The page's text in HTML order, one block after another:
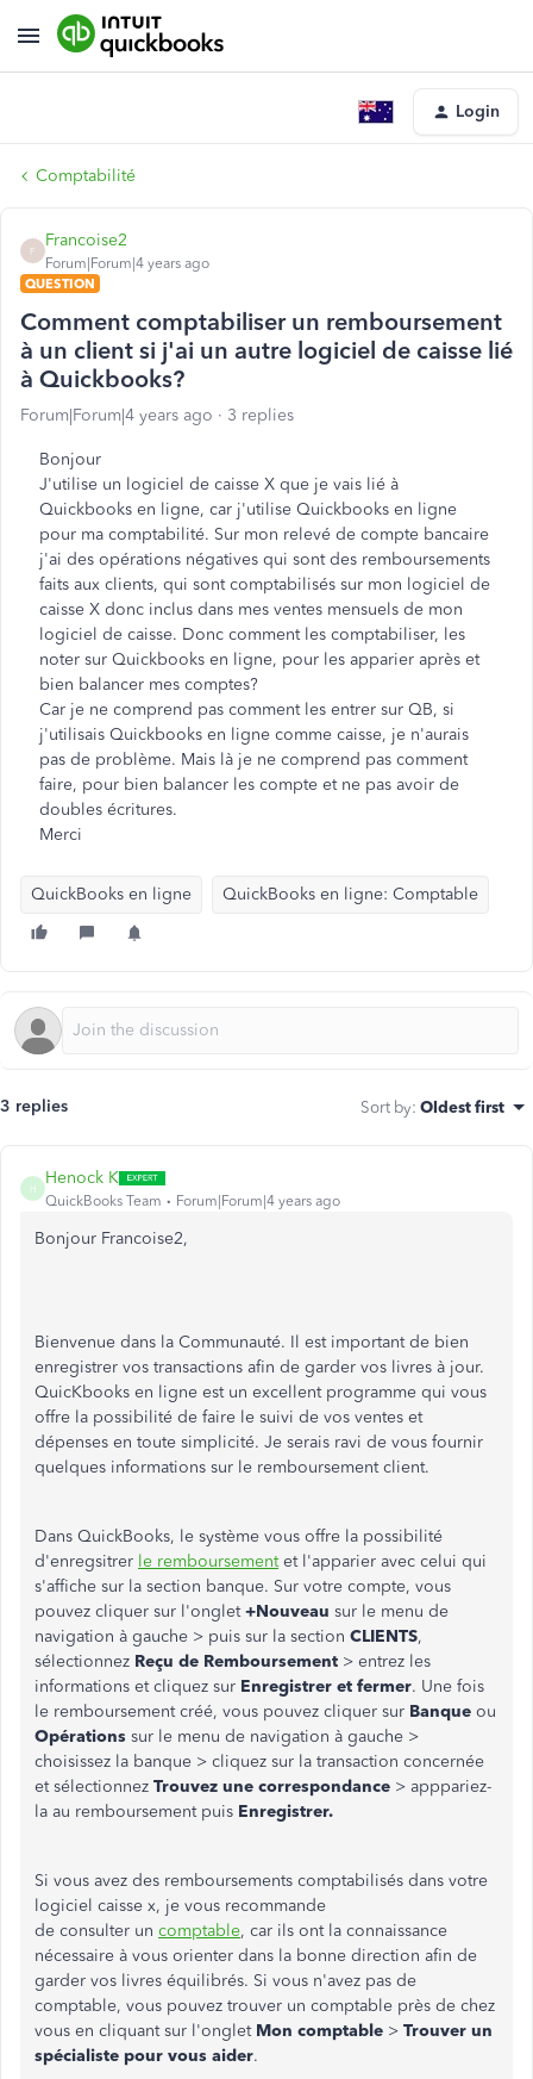
Login
Comptabilité
F
Francoise2
Forum|Forum|4 years ago
QUESTION
Comment comptabiliser un remboursement
à un client si j'ai un autre logiciel de caisse lié
à Quickbooks?
Forum|Forum|4 years ago 3 replies
Bonjour
J'utilise un logiciel de caisse X que je vais lié à
Quickbooks en ligne, car j'utilise Quickbooks en ligne
pour ma comptabilité. Sur mon relevé de compte bancaire
j'ai des opérations négatives qui sont des remboursements
faits aux clients, qui sont comptabilisés sur mon logiciel de
caisse X donc inclus dans mes ventes mensuels de mon
logiciel de caisse. Donc comment les comptabiliser, les
noter sur Quickbooks en ligne, pour les apparier après et
bien balancer mes comptes?
Car je ne comprend pas comment les entrer sur QB, si
j'utilisais Quickbooks en ligne comme caisse, je n'aurais
pas de problème. Mais là je ne comprend pas comment
faire, pour bien balancer les compte et ne pas avoir de
doubles écritures.
Merci
QuickBooks en ligne QuickBooks en ligne: Comptable
3 replies Sort by: Oldest first
H
Henock K
QuickBooks Team Forum|Forum|4 years ago
Bonjour Francoise2,
Bienvenue dans la Communauté. Il est important de bien
enregistrer vos transactions afin de garder vos livres à jour.
QuicKbooks en ligne est un excellent programme qui vous
offre la possibilité de faire le suivi de vos ventes et
dépenses en toute simplicité. Je serais ravi de vous fournir
quelques informations sur le remboursement client.
Dans QuickBooks, le système vous offre la possibilité
d'enregsitrer le remboursementet l'apparier avec celui qui
s'affiche sur la section banque. Sur votre compte, vous
pouvez cliquer sur l'onglet+Nouveau sur le menu de
navigation à gauche > puis sur la section CLIENTS,
sélectionnez Reçu de Remboursement > entrez les
informations et cliquez sur Enregistrer et fermer. Une fois
le remboursement créé, vous pouvez cliquer sur Banque ou
Opérations sur le menu de navigation à gauche >
choisissez la banque > cliquez sur la transaction concernée
et sélectionnez Trouvez une correspondance > apppariez-
la au remboursement puis Enregistrer.
Si vous avez des remboursements comptabilisés dans votre
logiciel caisse x, je vous recommande
de consulter un comptable, car ils ont la connaissance
nécessaire à vous orienter dans la bonne direction afin de
garder vos livres équilibrés. Si vous n'avez pas de
comptable, vous pouvez trouver un comptable près de chez
vous en cliquant sur l'onglet Mon comptable > Trouver un
spécialiste pour vous aider.